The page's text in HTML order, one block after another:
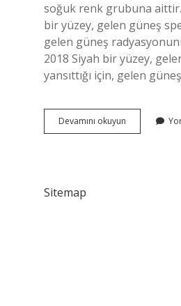
soğuk renk grubuna aittir.
bir yüzey, gelen güneş
gelen güneş
2018 Siyah bir yüzey,
yansıttığı için, gelen
Devamını okuyun
Sıcak
Sitemap